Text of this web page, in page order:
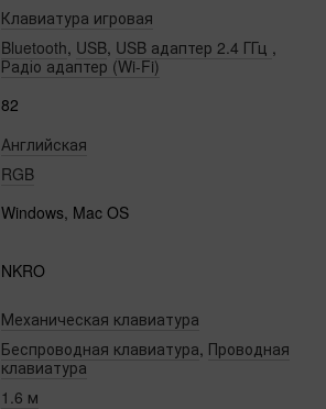
Клавиатура игровая
Bluetooth, USB, USB адаптер 2.4 ГГц ,
Радіо адаптер (Wi-Fi)
82
Английская
RGB
Windows, Mac OS
NKRO
Механическая клавиатура
Беспроводная клавиатура, Проводная
клавиатура
1.6 м